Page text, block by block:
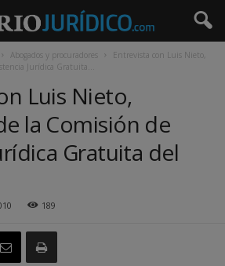
Abogados y procuradores
Entrevista con Luis Nieto,
Jurídica Gratuita...
Luis Nieto,
la Comisión de
Gratuita del
189